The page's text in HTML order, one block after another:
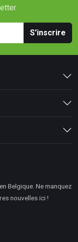
S'inscrire
Belgique. Ne manquez
nouvelles ici !